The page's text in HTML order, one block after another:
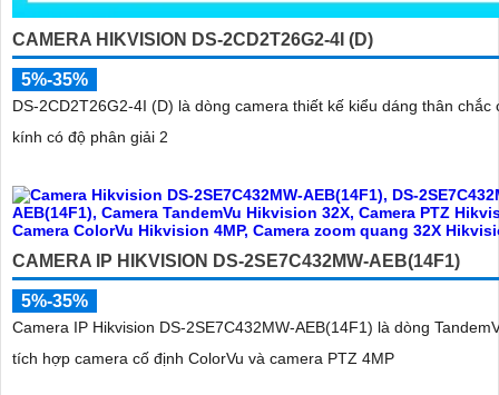
CAMERA HIKVISION DS-2CD2T26G2-4I (D)
5%-35%
DS-2CD2T26G2-4I (D) là dòng camera thiết kế kiểu dáng thân chắc
kính có độ phân giải 2
CAMERA IP HIKVISION DS-2SE7C432MW-AEB(14F1)
5%-35%
Camera IP Hikvision DS-2SE7C432MW-AEB(14F1) là dòng
tích hợp camera cố định ColorVu và camera PTZ 4MP